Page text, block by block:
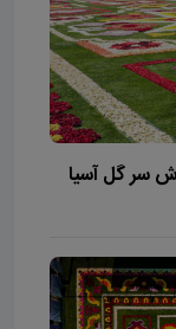
سر گل آسیا